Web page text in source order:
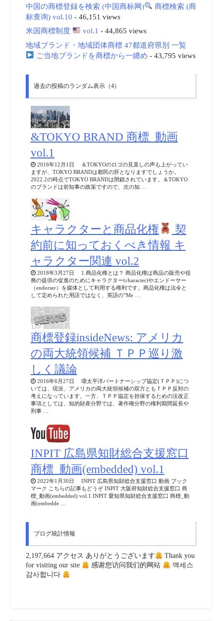
中国の商標登録を検索 (中国商标网)
商標検索 (商
标查询) vol.10 - 46,151 views
米国商標制度
vol.1 - 44,865 views
地域ブランド・地域団体商標 47都道府県別 一覧
ご当地ブランドを商標から一纏め - 43,795 views
過去の投稿のランダム表示（4）
&TOKYO BRAND 商標_動画
vol.1
2016年12月1日 ＆TOKYOのロゴの見直しの声も上がってい
ますが、TOKYO BRANDは都民の肝となりますでしょうか。
2022.2の時点でTOKYO BRANDは閉鎖されています。＆TOKYO
のブランドは前知事の政策ですので、次の知 …
キャラクターと商品化権
契
約前に知っておくべき情報 キ
ャラクター関連 vol.2
2018年3月27日 1.商品化権とは？ 商品化権は商品の販売や役
務の提供の促進のためにキャラクター(character)やエンドーサー
（endorser）を媒体として利用する権利です。商品化権は法令と
して定められた用語ではなく、英語の”Me …
商標登録insideNews: アメリカ
の両大統領候補 ＴＰＰ巡り激
しく議論
2016年6月27日 環太平洋パートナーシップ協定(ＴＰＰ)につ
いては、現況、アメリカの両大統領候補の双方ともＴＰＰ反対の
考えになっています。一方、ＴＰＰ協定を担保するための法改正
事項としては、知的財産分野では、著作権分野の権利期間延長や
刑事 …
INPIT 広島県知財総合支援窓口
商標_動画(embedded) vol.1
2022年1月30日 INPIT 広島県知財総合支援窓口 動画 ブック
マーク こちらの記事もどうぞ INPIT 大阪府知財総合支援窓口 商
標_動画(embedded) vol.1 INPIT 愛知県知財総合支援窓口 商標_動
画(embedde …
ブログ統計情報
2,197,664 アクセス ありがとうございます
Thank you
for visiting our site
感谢您访问我们的网站
액세스
감사합니다